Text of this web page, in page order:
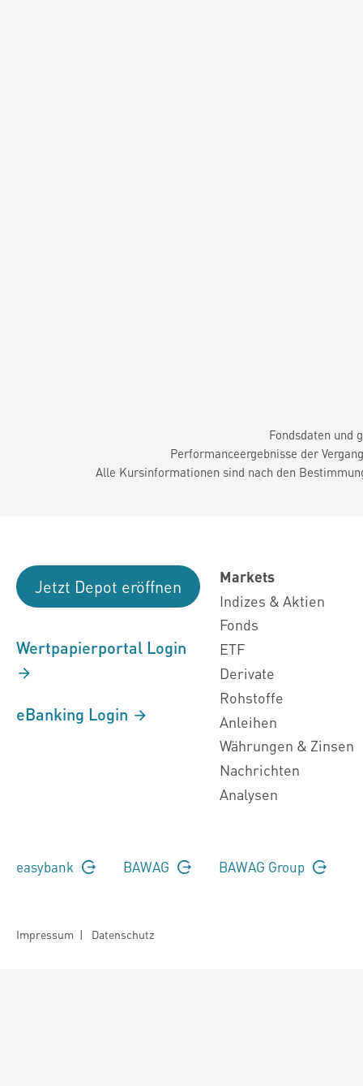
Fondsdaten und
Performanceergebnisse der
Alle Kursinformationen sind nach den
Jetzt Depot eröffnen
Wertpapierportal Login
eBanking Login
Markets
Indizes & Aktien
Fonds
ETF
Derivate
Rohstoffe
Anleihen
Währungen & Zinsen
Nachrichten
Analysen
easybank BAWAG BAWAG Group
Impressum | Datenschutz